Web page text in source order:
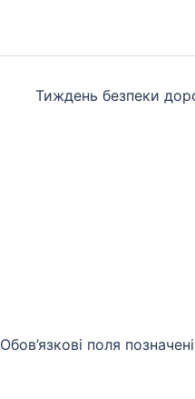
Тиждень безпеки
Обов’язкові поля позначені